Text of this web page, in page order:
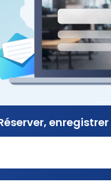
enregistrer